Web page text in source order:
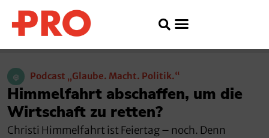
Podcast „Glaube. Macht. Politik.“
Himmelfahrt abschaffen, um die
Wirtschaft zu retten?
Christi Himmelfahrt ist Feiertag – noch. Denn